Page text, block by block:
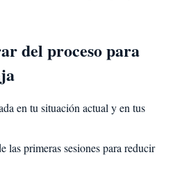
del proceso para
en tu situación actual y en tus
las primeras sesiones para reducir